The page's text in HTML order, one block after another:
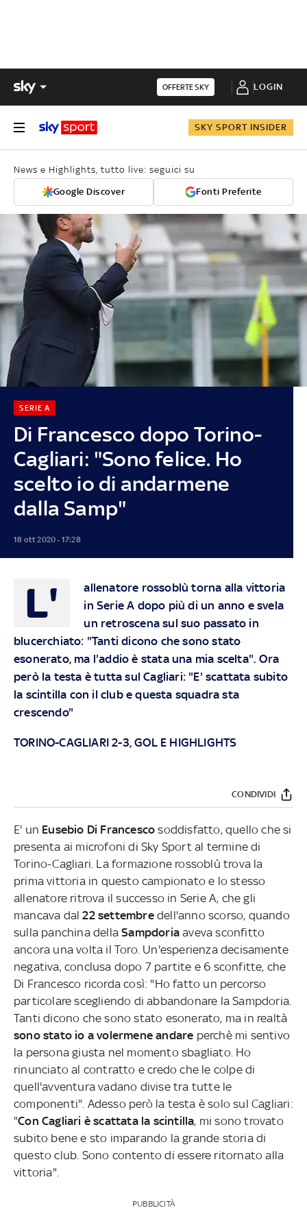
OFFERTE SKY LOGIN
SKY SPORT INSIDER
News e Highlights, tutto live: seguici su
Google Discover Fonti Preferite
Di Francesco dopo Torino-
Cagliari: "Sono felice. Ho
scelto io di andarmene
dalla Samp"
SERIE A
18 ott 2020 - 17:28
L'
allenatore rossoblù torna alla vittoria
in Serie A dopo più di un anno e svela
un retroscena sul suo passato in
blucerchiato: "Tanti dicono che sono stato
esonerato, ma l'addio è stata una mia scelta". Ora
però la testa è tutta sul Cagliari: "E' scattata subito
la scintilla con il club e questa squadra sta
crescendo"
TORINO-CAGLIARI 2-3, GOL E HIGHLIGHTS
CONDIVIDI
E' un Eusebio Di Francesco soddisfatto, quello che si
presenta ai microfoni di Sky Sport al termine di
Torino-Cagliari. La formazione rossoblù trova la
prima vittoria in questo campionato e lo stesso
allenatore ritrova il successo in Serie A, che gli
mancava dal22 settembredell'anno scorso, quando
sulla panchina dellaSampdoria aveva sconfitto
ancora una volta il Toro. Un'esperienza decisamente
negativa, conclusa dopo 7 partite e 6 sconfitte, che
Di Francesco ricorda così: "Ho fatto un percorso
particolare scegliendo di abbandonare la Sampdoria.
Tanti dicono che sono stato esonerato, ma in realtà
sono stato io a volermene andare perchè mi sentivo
la persona giusta nel momento sbagliato. Ho
rinunciato al contratto e credo che le colpe di
quell'avventura vadano divise tra tutte le
componenti". Adesso però la testa è solo sul Cagliari:
"Con Cagliari è scattata la scintilla, mi sono trovato
subito bene e sto imparando la grande storia di
questo club. Sono contento di essere ritornato alla
vittoria".
PUBBLICITÀ